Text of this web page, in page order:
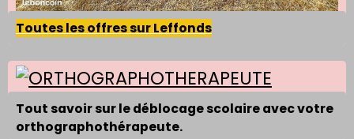
Toutes les offres sur Leffonds
Tout savoir sur le déblocage scolaire avec votre
orthographothérapeute.